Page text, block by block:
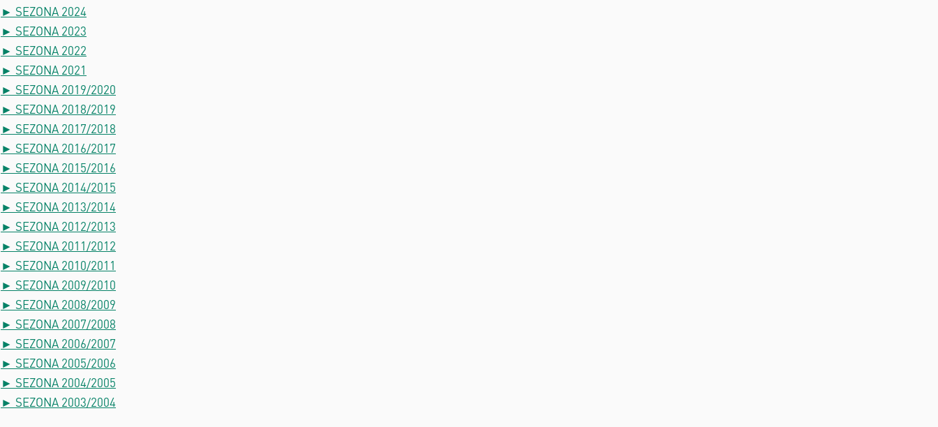
► SEZONA 2024
► SEZONA 2023
► SEZONA 2022
► SEZONA 2021
► SEZONA 2019/2020
► SEZONA 2018/2019
► SEZONA 2017/2018
► SEZONA 2016/2017
► SEZONA 2015/2016
► SEZONA 2014/2015
► SEZONA 2013/2014
► SEZONA 2012/2013
► SEZONA 2011/2012
► SEZONA 2010/2011
► SEZONA 2009/2010
► SEZONA 2008/2009
► SEZONA 2007/2008
► SEZONA 2006/2007
► SEZONA 2005/2006
► SEZONA 2004/2005
► SEZONA 2003/2004